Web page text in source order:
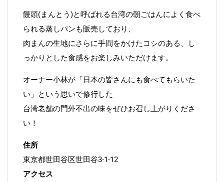
饅頭(まんとう)と呼ばれる台湾の朝ごはんによく食べ
られる蒸しパンも販売しており、
肉まんの生地にさらに手間をかけたコシのある、し
っかりとした食感をお楽しみいただけます。
オーナー小林が「日本の皆さんにも食べてもらいた
い」という思いで修行した
台湾老舗の門外不出の味をぜひお召し上がりくださ
い！
住所
東京都世田谷区世田谷3-1-12
アクセス